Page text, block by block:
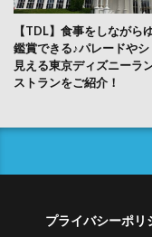
【TDL】食事をしながら
鑑賞できる♪パレードや
見える東京ディズニーラ
ストランをご紹介！
プライバシーポリ